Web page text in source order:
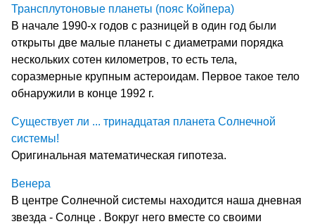
Трансплутоновые планеты (пояс Койпера)
В начале 1990-х годов с разницей в один год были
открыты две малые планеты с диаметрами порядка
нескольких сотен километров, то есть тела,
соразмерные крупным астероидам. Первое такое тело
обнаружили в конце 1992 г.
Существует ли ... тринадцатая планета Солнечной
системы!
Оригинальная математическая гипотеза.
Венера
В центре Солнечной системы находится наша дневная
звезда - Солнце . Вокруг него вместе со своими